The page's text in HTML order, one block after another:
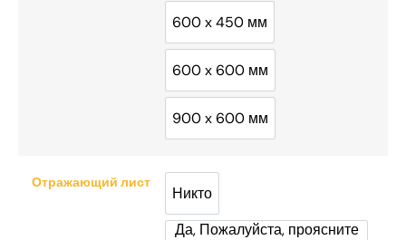
600 x 450 мм
600 x 450 мм
600 x 600 мм
600 x 600 мм
900 x 600 мм
900 x 600 мм
Отражающий лист
Никто
Да, Пожалуйста, проясните